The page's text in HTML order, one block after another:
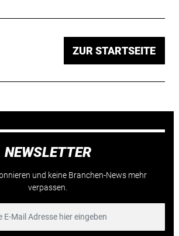
ZUR STARTSEITE
NEWSLETTER
und keine Branchen-News mehr
verpassen.